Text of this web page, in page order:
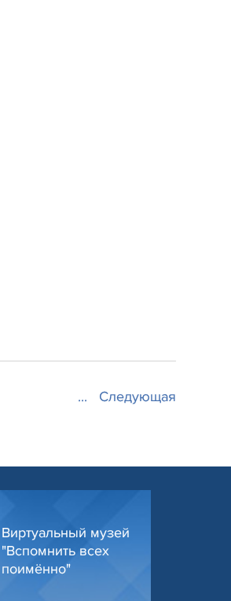
... Следующая
Виртуальный музей
"Вспомнить всех
поимённо"